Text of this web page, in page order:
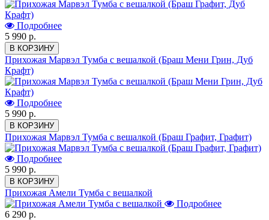
Подробнее
5 990 р.
В КОРЗИНУ
Прихожая Марвэл Тумба с вешалкой (Браш Мени Грин, Дуб
Крафт)
Подробнее
5 990 р.
В КОРЗИНУ
Прихожая Марвэл Тумба с вешалкой (Браш Графит, Графит)
Подробнее
5 990 р.
В КОРЗИНУ
Прихожая Амели Тумба с вешалкой
Подробнее
6 290 р.